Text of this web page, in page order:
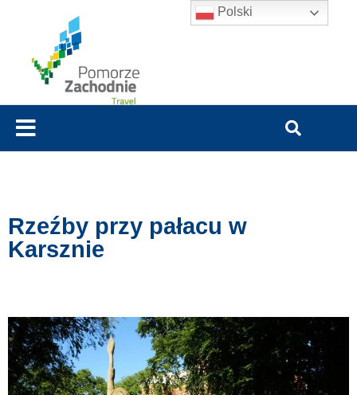
Rzeźby przy pałacu w
Karsznie
Polski